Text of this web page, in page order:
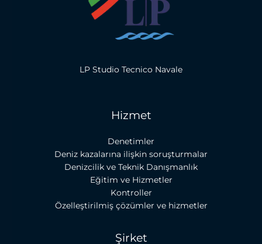
LP Studio Tecnico Navale
Hizmet
Denetimler
Deniz kazalarına ilişkin soruşturmalar
Denizcilik ve Teknik Danışmanlık
Eğitim ve Hizmetler
Kontroller
Özelleştirilmiş çözümler ve hizmetler
Şirket